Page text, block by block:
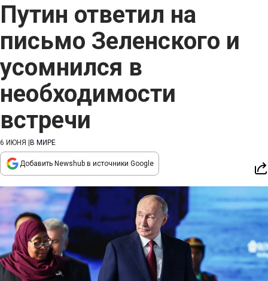
Путин ответил на
письмо Зеленского и
усомнился в
необходимости
встречи
6 ИЮНЯ В МИРЕ
Добавить Newshub в источники Google